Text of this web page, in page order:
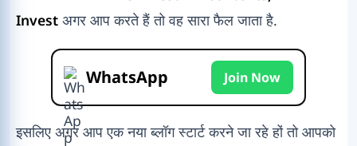
Invest अगर आप करते हैं तो वह सारा फैल जाता है.
WhatsApp Join Now
इसलिए अगर आप एक नया ब्लॉग स्टार्ट करने जा रहे हों तो आपको